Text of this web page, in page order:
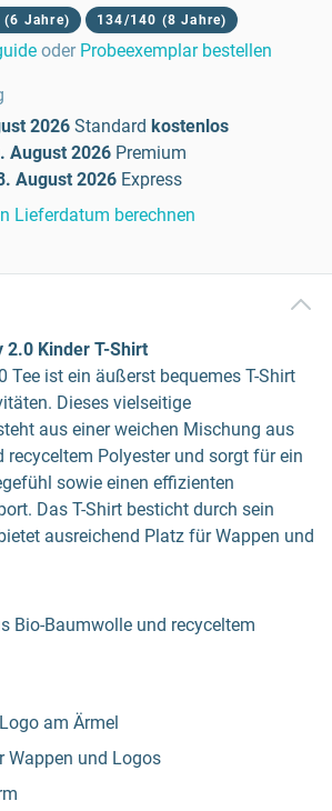
(6 Jahre) 134/140 (8 Jahre)
oder Probeexemplar bestellen
2026 Standard kostenlos
August 2026 Premium
August 2026 Express
Lieferdatum berechnen
2.0 Kinder T-Shirt
Tee ist ein äußerst bequemes T-Shirt
Dieses vielseitige
aus einer weichen Mischung aus
recyceltem Polyester und sorgt für ein
sowie einen effizienten
Das T-Shirt besticht durch sein
ausreichend Platz für Wappen und
Bio-Baumwolle und recyceltem
am Ärmel
Wappen und Logos